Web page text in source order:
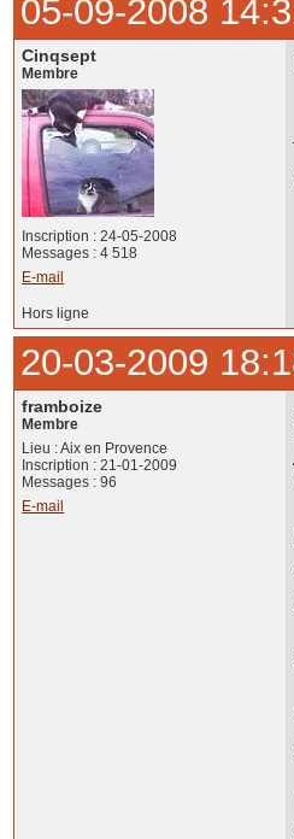
05-09-2008
Cinqsept
Membre
Inscription : 24-05-2008
Messages : 4 518
E-mail
Hors ligne
20-03-2009
framboize
Membre
Lieu : Aix en Provence
Inscription : 21-01-2009
Messages : 96
E-mail